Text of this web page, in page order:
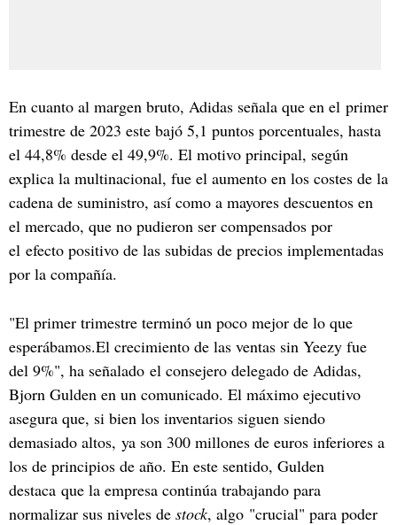
En cuanto al margen bruto, Adidas señala que en el primer
trimestre de 2023 este bajó 5,1 puntos porcentuales, hasta
el 44,8% desde el 49,9%. El motivo principal, según
explica la multinacional, fue el aumento en los costes de la
cadena de suministro, así como a mayores descuentos en
el mercado, que no pudieron ser compensados por
el efecto positivo de las subidas de precios implementadas
por la compañía.
"El primer trimestre terminó un poco mejor de lo que
esperábamos.El crecimiento de las ventas sin Yeezy fue
del 9%", ha señalado el consejero delegado de Adidas,
Bjorn Gulden en un comunicado. El máximo ejecutivo
asegura que, si bien los inventarios siguen siendo
demasiado altos, ya son 300 millones de euros inferiores a
los de principios de año. En este sentido, Gulden
destaca que la empresa continúa trabajando para
normalizar sus niveles de stock, algo "crucial" para poder